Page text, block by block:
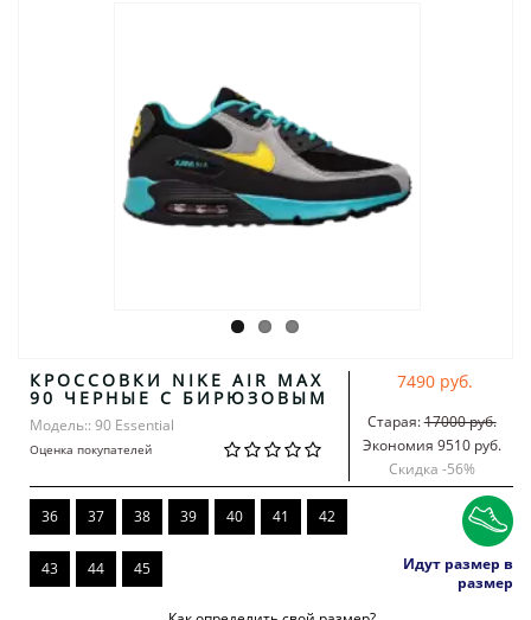
КРОССОВКИ NIKE AIR MAX
90 ЧЕРНЫЕ С БИРЮЗОВЫМ
Модель:: 90 Essential
Оценка покупателей
7490 руб.
Старая:17000 руб.
Экономия 9510 руб.
Скидка -56%
36 37 38 39 40 41 42
43 44 45
Идут размер в
размер